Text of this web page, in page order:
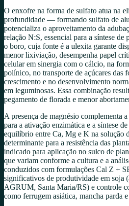
O enxofre na forma de sulfato atua na
profundidade — formando sulfato de
potencializa o aproveitamento da
relação N:S, essencial para a síntese de
o boro, cuja fonte é a ulexita garante
menor lixiviação, desempenha papel
celular em sinergia com o cálcio, na
polínico, no transporte de açúcares das
crescimento e no desenvolvimento
em leguminosas. Essa combinação
pegamento de florada e menor
A presença de magnésio complementa
para a ativação enzimática e a síntese
equilíbrio entre Ca, Mg e K na
determinante para a resistência das
indicado para aplicação no sulco de
que variam conforme a cultura e a
conduzidos com formulações Cal Z +
significativos de produtividade em soja
AGRUM, Santa Maria/RS) e controle
como ferrugem asiática, mancha parda